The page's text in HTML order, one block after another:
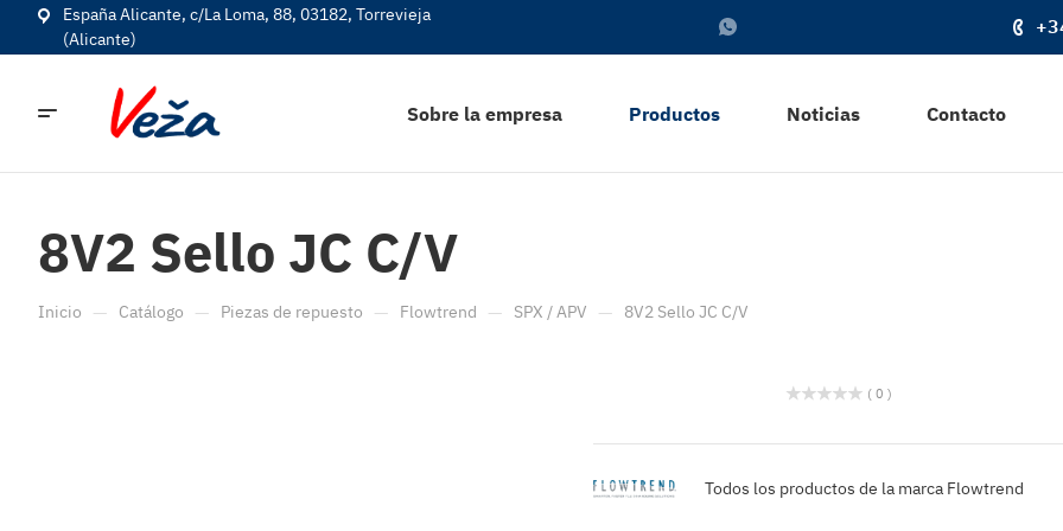
España Alicante, c/La Loma, 88, 03182, Torrevieja
(Alicante)
Sobre la empresa Productos Noticias Contacto
8V2 Sello JC C/V
Inicio — Catálogo — Piezas de repuesto — Flowtrend — SPX / APV — 8V2 Sello JC C/V
( 0 )
Todos los productos de la marca Flowtrend